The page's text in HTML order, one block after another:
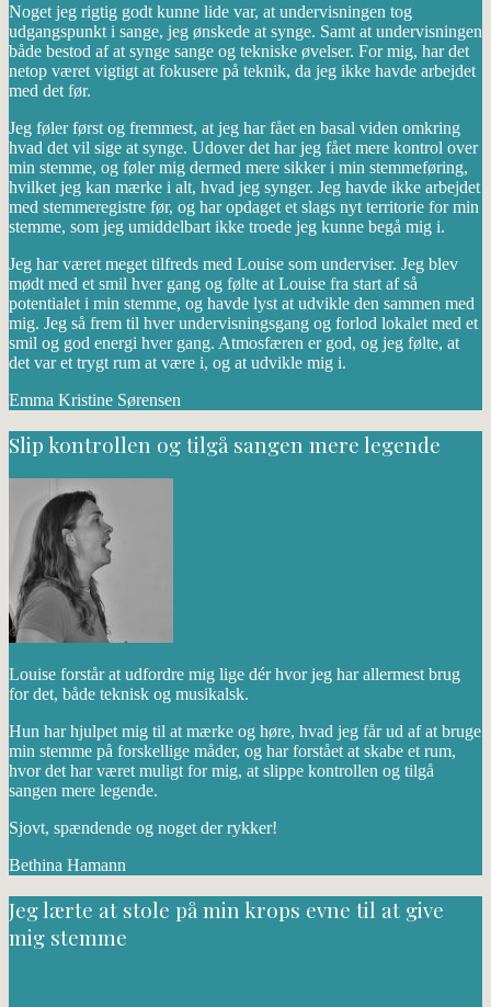
Noget jeg rigtig godt kunne lide var, at undervisningen tog
udgangspunkt i sange, jeg ønskede at synge. Samt at undervisningen
både bestod af at synge sange og tekniske øvelser. For mig, har det
netop været vigtigt at fokusere på teknik, da jeg ikke havde arbejdet
med det før.
Jeg føler først og fremmest, at jeg har fået en basal viden omkring
hvad det vil sige at synge. Udover det har jeg fået mere kontrol over
min stemme, og føler mig dermed mere sikker i min stemmeføring,
hvilket jeg kan mærke i alt, hvad jeg synger. Jeg havde ikke arbejdet
med stemmeregistre før, og har opdaget et slags nyt territorie for min
stemme, som jeg umiddelbart ikke troede jeg kunne begå mig i.
Jeg har været meget tilfreds med Louise som underviser. Jeg blev
mødt med et smil hver gang og følte at Louise fra start af så
potentialet i min stemme, og havde lyst at udvikle den sammen med
mig. Jeg så frem til hver undervisningsgang og forlod lokalet med et
smil og god energi hver gang. Atmosfæren er god, og jeg følte, at
det var et trygt rum at være i, og at udvikle mig i.
Emma Kristine Sørensen
Slip kontrollen og tilgå sangen mere legende
Louise forstår at udfordre mig lige dér hvor jeg har allermest brug
for det, både teknisk og musikalsk.
Hun har hjulpet mig til at mærke og høre, hvad jeg får ud af at bruge
min stemme på forskellige måder, og har forstået at skabe et rum,
hvor det har været muligt for mig, at slippe kontrollen og tilgå
sangen mere legende.
Sjovt, spændende og noget der rykker!
Bethina Hamann
Jeg lærte at stole på min krops evne til at give
mig stemme